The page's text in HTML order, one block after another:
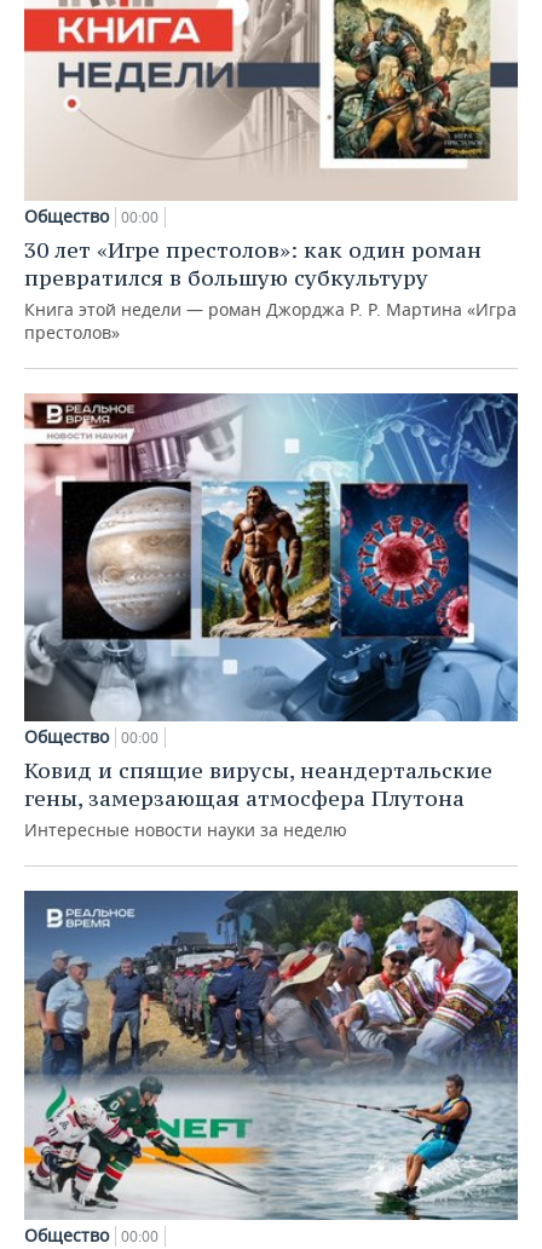
Общество 00:00
30 лет «Игре престолов»: как один роман
превратился в большую субкультуру
Книга этой недели — роман Джорджа Р. Р. Мартина «Игра
престолов»
Общество 00:00
Ковид и спящие вирусы, неандертальские
гены, замерзающая атмосфера Плутона
Интересные новости науки за неделю
Общество 00:00